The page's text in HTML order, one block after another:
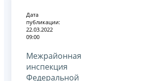
Дата
публикации:
22.03.2022
09:00
Межрайонная
инспекция
Федеральной